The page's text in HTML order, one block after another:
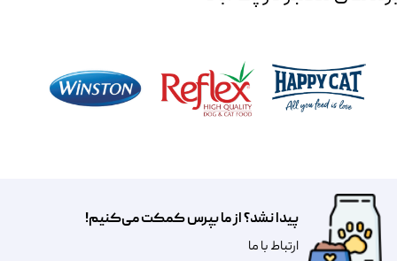
پیدا نشد؟ از ما بپرس کمکت می‌کنیم!
​​​ارتباط با ما